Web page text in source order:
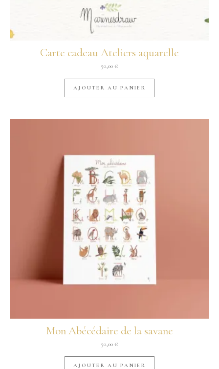
Carte cadeau Ateliers aquarelle
50,00 €
AJOUTER AU PANIER
Mon Abécédaire de la savane
50,00 €
AJOUTER AU PANIER